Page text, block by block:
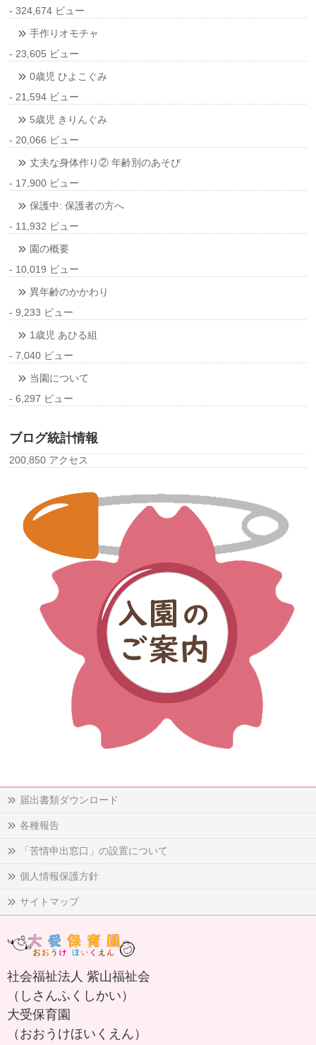
- 324,674 ビュー
手作りオモチャ
- 23,605 ビュー
0歳児 ひよこぐみ
- 21,594 ビュー
5歳児 きりんぐみ
- 20,066 ビュー
丈夫な身体作り② 年齢別のあそび
- 17,900 ビュー
保護中: 保護者の方へ
- 11,932 ビュー
園の概要
- 10,019 ビュー
異年齢のかかわり
- 9,233 ビュー
1歳児 あひる組
- 7,040 ビュー
当園について
- 6,297 ビュー
ブログ統計情報
200,850 アクセス
届出書類ダウンロード
各種報告
「苦情申出窓口」の設置について
個人情報保護方針
サイトマップ
社会福祉法人 紫山福祉会
（しさんふくしかい）
大受保育園
（おおうけほいくえん）